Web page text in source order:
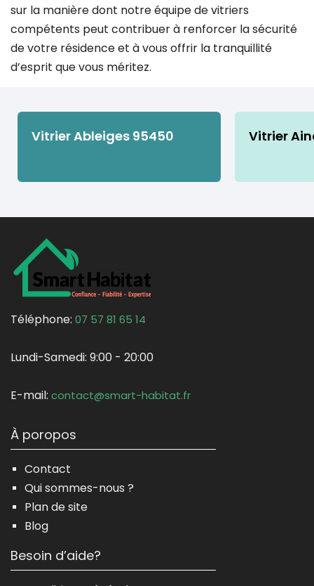
sur la manière dont notre équipe de vitriers
compétents peut contribuer à renforcer la sécurité
de votre résidence et à vous offrir la tranquillité
d’esprit que vous méritez.
Vitrier Ableiges 95450 Vitrier
Téléphone: 07 57 81 65 14
Lundi-Samedi: 9:00 - 20:00
E-mail: contact@smart-habitat.fr
À poropos
Contact
Qui sommes-nous ?
Plan de site
Blog
Besoin d’aide?